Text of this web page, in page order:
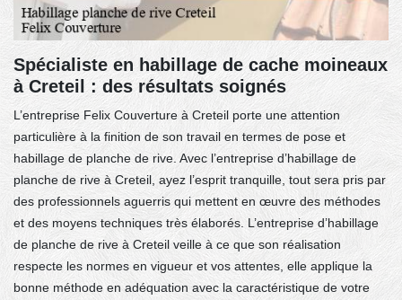
Spécialiste en habillage de cache moineaux
à Creteil : des résultats soignés
L’entreprise Felix Couverture à Creteil porte une attention
particulière à la finition de son travail en termes de pose et
habillage de planche de rive. Avec l’entreprise d’habillage de
planche de rive à Creteil, ayez l’esprit tranquille, tout sera pris par
des professionnels aguerris qui mettent en œuvre des méthodes
et des moyens techniques très élaborés. L’entreprise d’habillage
de planche de rive à Creteil veille à ce que son réalisation
respecte les normes en vigueur et vos attentes, elle applique la
bonne méthode en adéquation avec la caractéristique de votre